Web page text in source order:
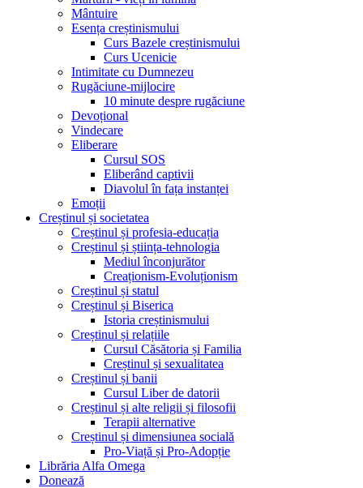
Mântuire
Esența creștinismului
Curs Bazele creștinismului
Curs Ucenicie
Intimitate cu Dumnezeu
Rugăciune-mijlocire
10 minute despre rugăciune
Devoțional
Vindecare
Eliberare
Cursul SOS
Eliberând captivii
Diavolul în fața instanței
Emoții
Creștinul și societatea
Creștinul și profesia-educația
Creștinul și știința-tehnologia
Mediul înconjurător
Creaționism-Evoluționism
Creștinul și statul
Creștinul și Biserica
Istoria creștinismului
Creștinul și relațiile
Cursul Căsătoria și Familia
Creștinul și sexualitatea
Creștinul și banii
Cursul Liber de datorii
Creștinul și alte religii și filosofii
Terapii alternative
Creștinul și dimensiunea socială
Pro-Viață și Pro-Adopție
Librăria Alfa Omega
Donează